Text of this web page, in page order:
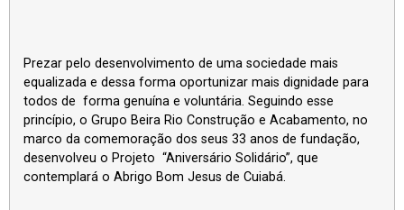
Prezar pelo desenvolvimento de uma sociedade mais
equalizada e dessa forma oportunizar mais dignidade para
todos de forma genuína e voluntária. Seguindo esse
princípio, o Grupo Beira Rio Construção e Acabamento, no
marco da comemoração dos seus 33 anos de fundação,
desenvolveu o Projeto “Aniversário Solidário”, que
contemplará o Abrigo Bom Jesus de Cuiabá.